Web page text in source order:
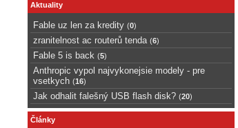
Aktuality
Fable uz len za kredity (0)
zranitelnost ac routerů tenda (6)
Fable 5 is back (5)
Anthropic vypol najvykonejsie modely - pre
vsetkych (16)
Jak odhalit falešný USB flash disk? (20)
Články